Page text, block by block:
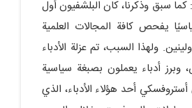
كما سبق وذكرنا، كان البلشفيون أول
يفحص كافة المجالات العلمية
ولهذا السبب، تم عزلة الأدباء
وبرز أدباء يعملون بصبغة سياسية
أحد هؤلاء الأدباء، الذي